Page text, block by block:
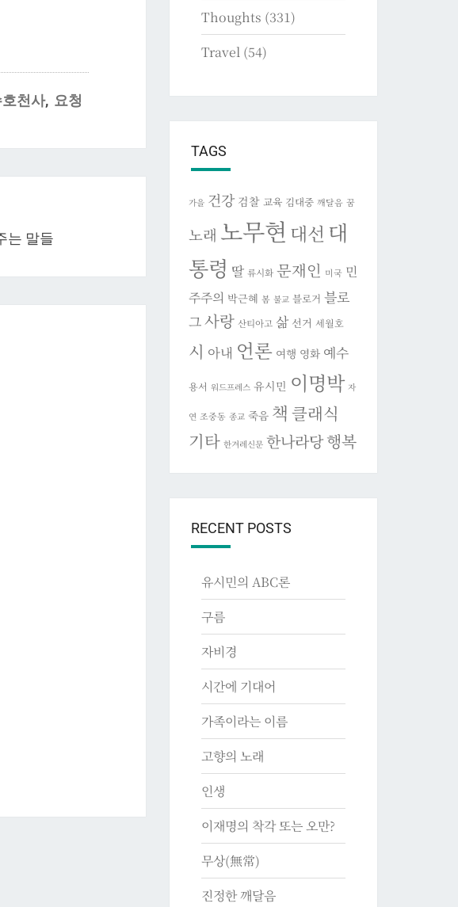
호천사, 요청
는 말들
Thoughts (331)
Travel(54)
TAGS
가을 건강 검찰 교육 김대중 깨달음 꿈
노래 노무현 대선 대
통령 딸 류시화 문재인 미국 민
주주의 박근혜 봄 불교 블로거 블로
그사랑 산티아고 삶 선거 세월호
시 아내 언론 여행 영화 예수
용서 워드프레스 유시민 이명박 자
연 조중동 종교 죽음 책 클래식
기타 한겨레신문 한나라당 행복
RECENT POSTS
유시민의 ABC론
구름
자비경
시간에 기대어
가족이라는 이름
고향의 노래
인생
이재명의 착각 또는 오만?
무상(無常)
진정한 깨달음